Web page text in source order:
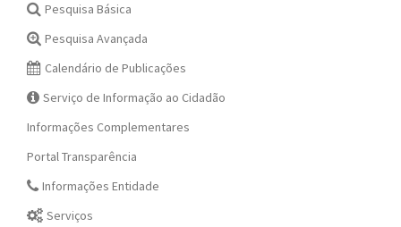
Pesquisa Básica
Pesquisa Avançada
Calendário de Publicações
Serviço de Informação ao Cidadão
Informações Complementares
Portal Transparência
Informações Entidade
Serviços